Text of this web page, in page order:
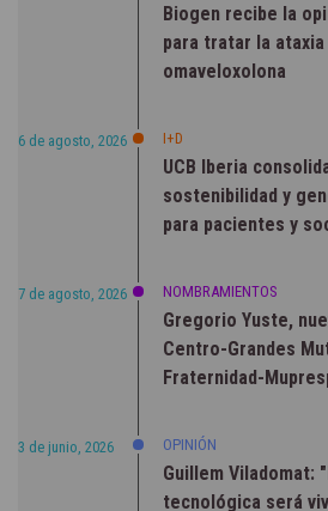
Biogen recibe la
para tratar la
omaveloxolona
6 de agosto, 2026 I+D
UCB Iberia
sostenibilidad y
para pacientes y
7 de agosto, 2026 NOMBRAMIENTOS
Gregorio Yuste,
Centro-Grandes
Fraternidad-
3 de junio, 2026 OPINIÓN
Guillem Viladomat:
tecnológica será